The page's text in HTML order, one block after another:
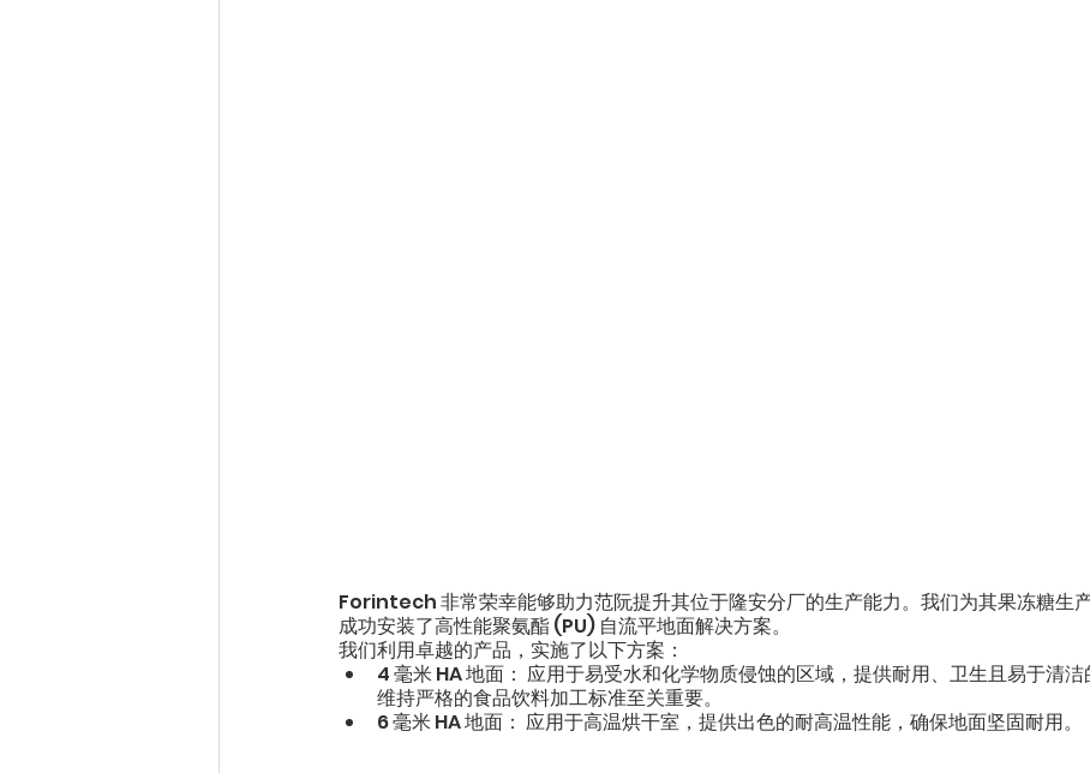
Forintech 非常荣幸能够助力范阮提升其位于隆安分厂的生产能力。我们为其果冻糖生
成功安装了高性能聚氨酯 (PU) 自流平地面解决方案。
我们利用卓越的产品，实施了以下方案：
4 毫米 HA 地面： 应用于易受水和化学物质侵蚀的区域，提供耐用、卫生且易于清
维持严格的食品饮料加工标准至关重要。
6 毫米 HA 地面： 应用于高温烘干室，提供出色的耐高温性能，确保地面坚固耐用。